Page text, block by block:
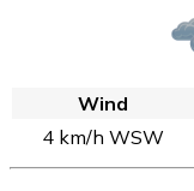
Wind
4 km/h WSW